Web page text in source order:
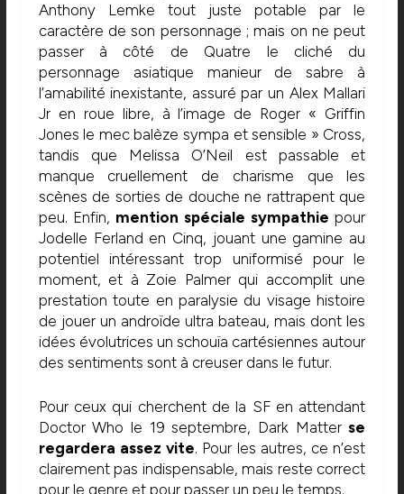
Anthony Lemke tout juste potable par le
caractère de son personnage ; mais on ne peut
passer à côté de Quatre le cliché du
personnage asiatique manieur de sabre à
l’amabilité inexistante, assuré par un Alex Mallari
Jr en roue libre, à l’image de Roger « Griffin
Jones le mec balèze sympa et sensible » Cross,
tandis que Melissa O’Neil est passable et
manque cruellement de charisme que les
scènes de sorties de douche ne rattrapent que
peu. Enfin, mention spéciale sympathie pour
Jodelle Ferland en Cinq, jouant une gamine au
potentiel intéressant trop uniformisé pour le
moment, et à Zoie Palmer qui accomplit une
prestation toute en paralysie du visage histoire
de jouer un androïde ultra bateau, mais dont les
idées évolutrices un schouïa cartésiennes autour
des sentiments sont à creuser dans le futur.
Pour ceux qui cherchent de la SF en attendant
Doctor Who le 19 septembre, Dark Matterse
regardera assez vite. Pour les autres, ce n’est
clairement pas indispensable, mais reste correct
pour le genre et pour passer un peu le temps.